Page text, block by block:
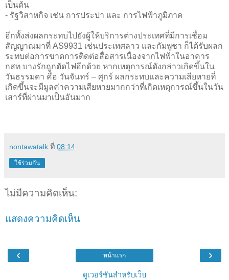
เป็นต้น
- รัฐวิสาหกิจ เช่น การประปา และ การไฟฟ้าภูมิภาค
อีกทั้งส่งผลกระทบไปยังผู้ให้บริการต่างประเทศที่มีการเชื่อม
สัญญาณมาที่ AS9931 เช่นประเทศลาว และกัมพูชา ก็ได้รับผลก
ระทบต่อการขาดการติดต่อสื่อสารเนื่องจากไฟฟ้าในอาคาร
กสท บางรักถูกตัดไฟอีกด้วย หากเหตุการณ์ดังกล่าวเกิดขึ้นใน
วันธรรมดา คือ วันจันทร์ – ศุกร์ ผลกระทบและความเสียหายที่
เกิดขึ้นจะมีมูลค่าความเสียหายมากกว่าที่เกิดเหตุการณ์ขึ้นในวัน
เสาร์ที่ผ่านมาเป็นอันมาก
nontawatalk ที่ 08:14
ใช้ร่วมกัน
ไม่มีความคิดเห็น:
แสดงความคิดเห็น
‹ ›
หน้าแรก
ดูเวอร์ชันสำหรับเว็บ